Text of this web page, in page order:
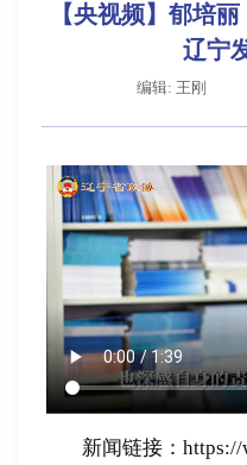
【央视频】郁培
辽宁
编辑: 王刚
新闻链接：https://